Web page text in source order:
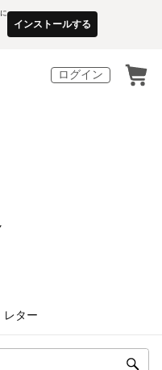
インストールする
ログイン
レター